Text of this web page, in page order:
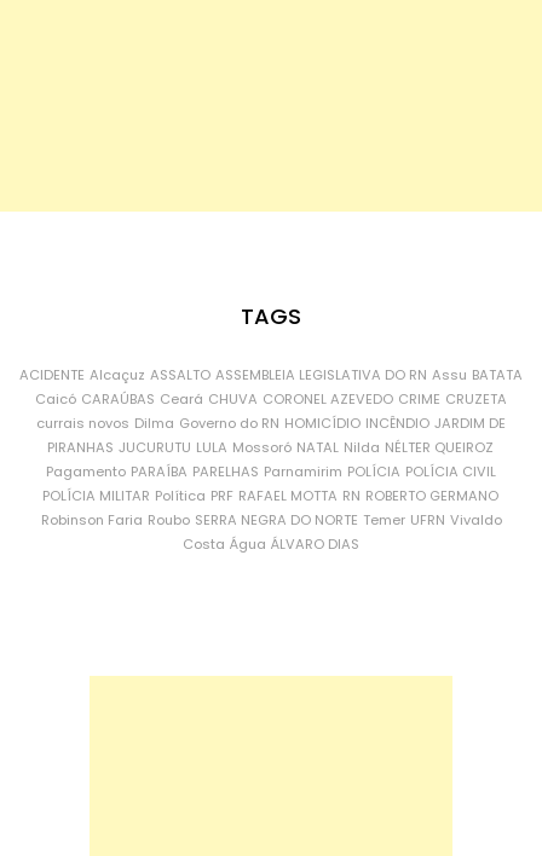
TAGS
ACIDENTE Alcaçuz ASSALTO ASSEMBLEIA LEGISLATIVA DO RN Assu BATATA
Caicó CARAÚBAS Ceará CHUVA CORONEL AZEVEDO CRIME CRUZETA
currais novos Dilma Governo do RN HOMICÍDIO INCÊNDIO JARDIM DE
PIRANHAS JUCURUTU LULA Mossoró NATAL Nilda NÉLTER QUEIROZ
Pagamento PARAÍBA PARELHAS Parnamirim POLÍCIA POLÍCIA CIVIL
POLÍCIA MILITAR Política PRF RAFAEL MOTTA RN ROBERTO GERMANO
Robinson Faria Roubo SERRA NEGRA DO NORTE Temer UFRN Vivaldo
Costa Água ÁLVARO DIAS